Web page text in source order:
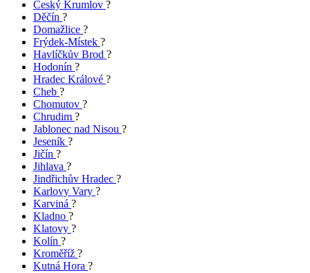
Český Krumlov ?
Děčín ?
Domažlice ?
Frýdek-Místek ?
Havlíčkův Brod ?
Hodonín ?
Hradec Králové ?
Cheb ?
Chomutov ?
Chrudim ?
Jablonec nad Nisou ?
Jeseník ?
Jičín ?
Jihlava ?
Jindřichův Hradec ?
Karlovy Vary ?
Karviná ?
Kladno ?
Klatovy ?
Kolín ?
Kroměříž ?
Kutná Hora ?